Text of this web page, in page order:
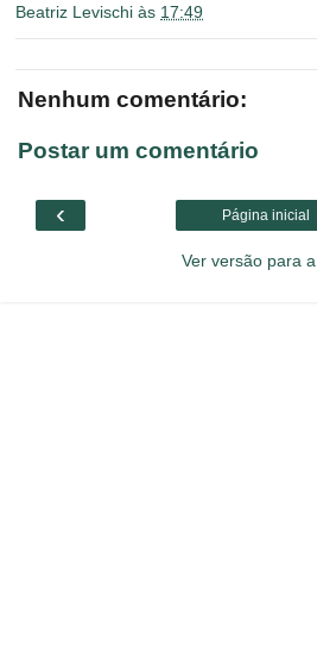
Beatriz Levischi às 17:49
Nenhum comentário:
Postar um comentário
‹ Página inicial
Ver versão para